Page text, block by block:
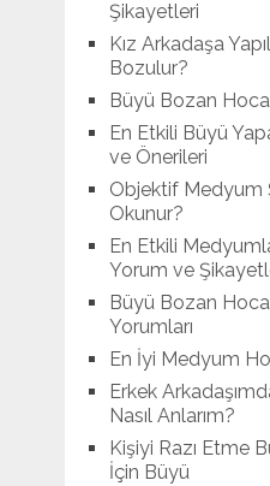
Şikayetleri
Kız Arkadaşa
Bozulur?
Büyü Bozan
En Etkili Büyü
ve Önerileri
Objektif Medyum
Okunur?
En Etkili
Yorum ve
Büyü Bozan
Yorumları
En İyi Medyum
Erkek
Nasıl Anlarım?
Kişiyi Razı Etme
İçin Büyü